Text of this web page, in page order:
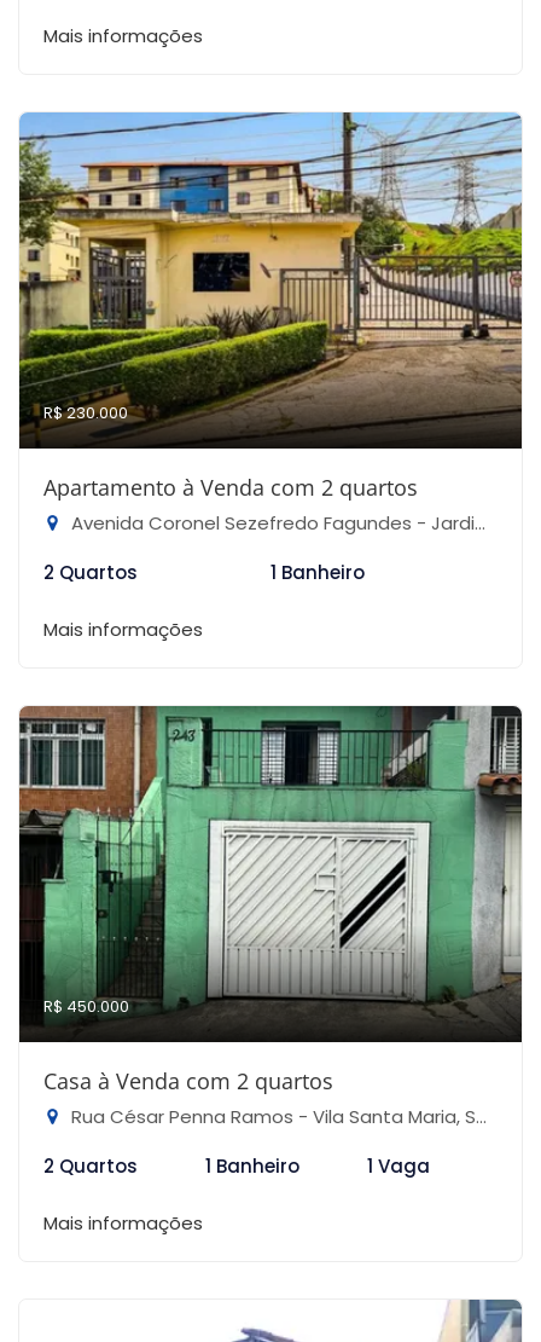
Mais informações
R$ 230.000
Apartamento à Venda com 2 quartos
Avenida Coronel Sezefredo Fagundes - Jardim Francisco Mendes, São Paulo-SP
2 Quartos
1 Banheiro
Mais informações
R$ 450.000
Casa à Venda com 2 quartos
Rua César Penna Ramos - Vila Santa Maria, São Paulo-SP
2 Quartos
1 Banheiro 1 Vaga
Mais informações